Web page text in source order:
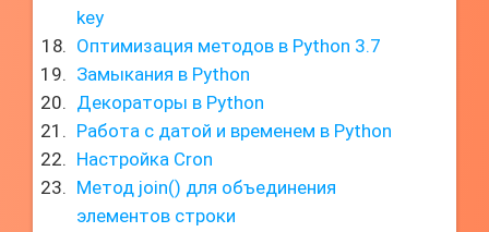
key
Оптимизация методов в Python 3.7
Замыкания в Python
Декораторы в Python
Работа с датой и временем в Python
Настройка Cron
Метод join() для объединения
элементов строки